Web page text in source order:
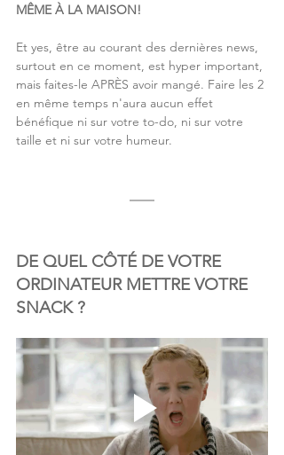
MÊME À LA MAISON!
Et yes, être au courant des dernières news,
surtout en ce moment, est hyper important,
mais faites-le APRÈS avoir mangé. Faire les 2
en même temps n'aura aucun effet
bénéfique ni sur votre to-do, ni sur votre
taille et ni sur votre humeur.
DE QUEL CÔTÉ DE VOTRE
ORDINATEUR METTRE VOTRE
SNACK ?